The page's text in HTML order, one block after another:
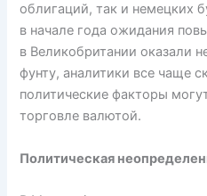
облигаций, так и немецких
в начале года ожидания
в Великобритании оказали
фунту, аналитики все чаще
политические факторы
торговле валютой.
Политическая